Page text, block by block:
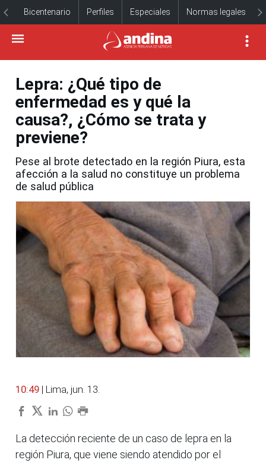
Bicentenario Perfiles Especiales Normas legales
Lepra: ¿Qué tipo de
enfermedad es y qué la
causa?, ¿Cómo se trata y
previene?
Pese al brote detectado en la región Piura, esta
afección a la salud no constituye un problema
de salud pública
10:49 | Lima, jun. 13.
La detección reciente de un caso de lepra en la
región Piura, que viene siendo atendido por el